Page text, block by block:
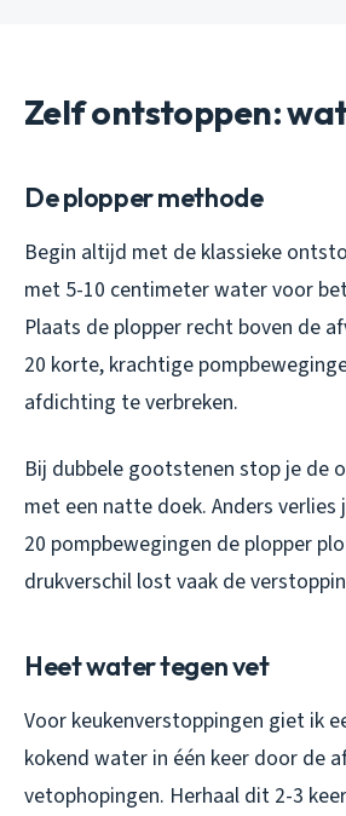
Zelf ontstoppen:
De plopper methode
Begin altijd met de klassieke
met 5-10 centimeter water voor
Plaats de plopper recht boven de
20 korte, krachtige
afdichting te verbreken.
Bij dubbele gootstenen stop je de
met een natte doek. Anders verlies
20 pompbewegingen de plopper
drukverschil lost vaak de
Heet water tegen vet
Voor keukenverstoppingen giet ik
kokend water in één keer door de
vetophopingen. Herhaal dit 2-3